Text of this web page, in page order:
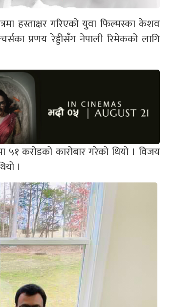
हस्ताक्षर गरिएको युवा फिल्मस्का केशव
प्रणय रेड्डीसँग नेपाली रिमेकको लागि
५१ करोडको कारोबार गरेको थियो । विजय
।